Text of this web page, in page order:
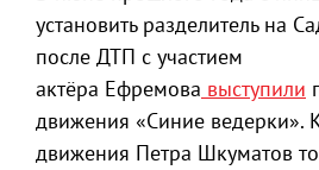
установить разделитель на
после ДТП с участием
актёра Ефремова выступили
движения «Синие ведерки».
движения Петра Шкуматов